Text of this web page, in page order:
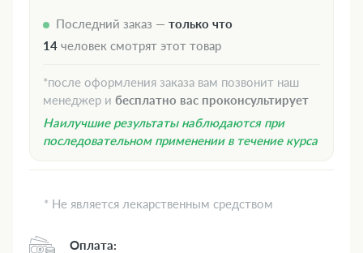
Последний заказ — только что
14 человек смотрят этот товар
*после оформления заказа вам позвонит наш
менеджер и бесплатно вас проконсультирует
Наилучшие результаты наблюдаются при
последовательном применении в течение курса
* Не является лекарственным средством
Оплата: